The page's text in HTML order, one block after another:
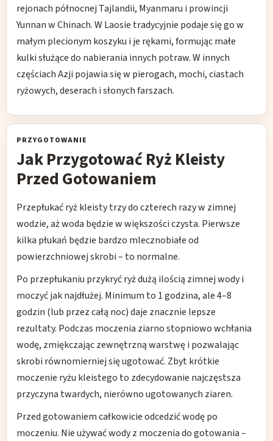
rejonach północnej Tajlandii, Myanmaru i prowincji
Yunnan w Chinach. W Laosie tradycyjnie podaje się go w
małym plecionym koszyku i je rękami, formując małe
kulki służące do nabierania innych potraw. W innych
częściach Azji pojawia się w pierogach, mochi, ciastach
ryżowych, deserach i słonych farszach.
PRZYGOTOWANIE
Jak Przygotować Ryż Kleisty
Przed Gotowaniem
Przepłukać ryż kleisty trzy do czterech razy w zimnej
wodzie, aż woda będzie w większości czysta. Pierwsze
kilka płukań będzie bardzo mlecznobiałe od
powierzchniowej skrobi – to normalne.
Po przepłukaniu przykryć ryż dużą ilością zimnej wody i
moczyć jak najdłużej. Minimum to 1 godzina, ale 4–8
godzin (lub przez całą noc) daje znacznie lepsze
rezultaty. Podczas moczenia ziarno stopniowo wchłania
wodę, zmiękczając zewnętrzną warstwę i pozwalając
skrobi równomierniej się ugotować. Zbyt krótkie
moczenie ryżu kleistego to zdecydowanie najczęstsza
przyczyna twardych, nierówno ugotowanych ziaren.
Przed gotowaniem całkowicie odcedzić wodę po
moczeniu. Nie używać wody z moczenia do gotowania –